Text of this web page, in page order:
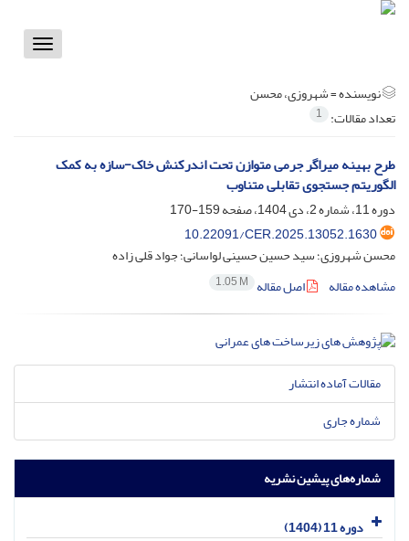
Toggle
نویسنده =شهروزی، محسن
تعداد مقالات: 1
طرح بهینه میراگر جرمی متوازن تحت اندرکنش خاک-سازه به کمک
الگوریتم جستجوی تقابلی متناوب
دوره 11، شماره 2، دی 1404، صفحه
159-170
10.22091/CER.2025.13052.1630
محسن شهروزی؛ سید حسین حسینی لواسانی؛ جواد قلی زاده
مشاهده مقاله
اصل مقاله 1.05 M
مقالات آماده انتشار
شماره جاری
شماره‌های پیشین نشریه
دوره 11 (1404)